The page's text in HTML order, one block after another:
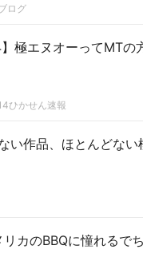
ログ
】極エヌオーってMTの
ひかせん速報
い作品、ほとんどない
リカのBBQに憧れるでち